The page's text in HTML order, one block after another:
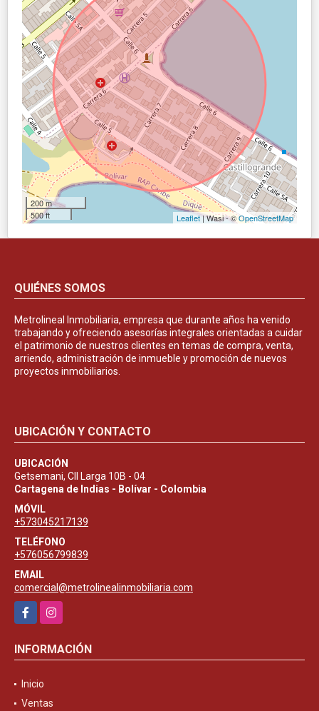
200 m
500 ft
Leaflet| Wasi - ©OpenStreetMap
QUIÉNES SOMOS
Metrolineal Inmobiliaria, empresa que durante años ha venido
trabajando y ofreciendo asesorías integrales orientadas a cuidar
el patrimonio de nuestros clientes en temas de compra, venta,
arriendo, administración de inmueble y promoción de nuevos
proyectos inmobiliarios.
UBICACIÓN Y CONTACTO
UBICACIÓN
Getsemani, Cll Larga 10B - 04
Cartagena de Indias - Bolívar - Colombia
MÓVIL
+573045217139
TELÉFONO
+576056799839
EMAIL
comercial@metrolinealinmobiliaria.com
FacebookInstagram
INFORMACIÓN
Inicio
Ventas